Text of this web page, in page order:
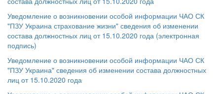
Уведомление о возникновении особой информации ЧАО СК
"ПЗУ Украина страхование жизни" сведения об изменении
состава должностных лиц от 15.10.2020 года (электронная
подпись)
Уведомление о возникновении особой информации ЧАО СК
"ПЗУ Украина" сведения об изменении состава должностных
лиц от 15.10.2020 года